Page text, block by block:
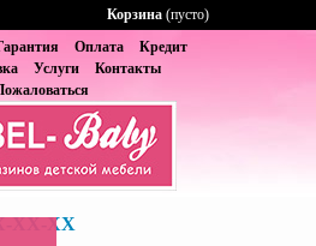
Оплата
Кредит
Услуги
Контакты
XX-XX
Корзина (пусто)